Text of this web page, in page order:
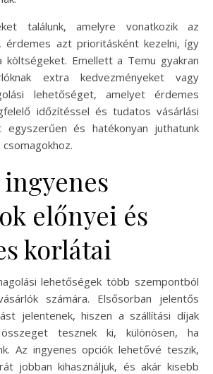
találunk, amelyre vonatkozik az
érdemes azt prioritásként kezelni, így
költségeket. Emellett a Temu gyakran
extra kedvezményeket vagy
lehetőséget, amelyet érdemes
időzítéssel és tudatos vásárlási
egyszerűen és hatékonyan juthatunk
előnyei és
korlátai
lehetőségek több szempontból
számára. Elsősorban jelentős
jelentenek, hiszen a szállítási díjak
tesznek ki, különösen, ha
Az ingyenes opciók lehetővé teszik,
jobban kihasználjuk, és akár kisebb